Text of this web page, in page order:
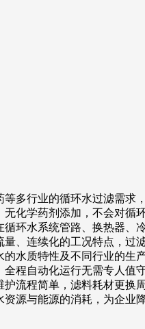
多行业的循环水过滤需求
化学药剂添加，不会对循
环水系统管路、换热器、
、连续化的工况特点，过
水质特性及不同行业的生
程自动化运行无需专人值
流程简单，滤料耗材更换
源与能源的消耗，为企业